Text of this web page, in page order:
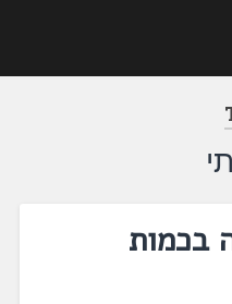
בכמות